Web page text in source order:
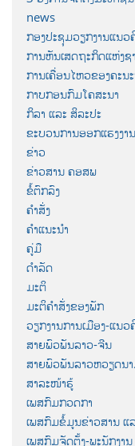
news
ກອງປະຊຸມວຽກງານແນ
ການຫັນເສດຖະກິດແຫ່ງ
ການເຄື່ອນໄຫວຂອງຄະນ
ກາບກອນກົມໂຄສະນາ
ກິລາ ແລະ ສິລະປະ
ຂະບວນການອອກແຮງງານ
ຂ່າວ
ຂ່າວສານ ຄອສພ
ຂໍ້ຕົກລົງ
ຄຳສັ່ງ
ຄຳແນະນຳ
ຄູ່ມື
ດຳລັດ
ມະຕິ
ມະຕິຄຳສັ່ງຂອງພັກ
ວຽກງານການເມືອງ-ແນວ
ສາຍພົວພັນລາວ-ຈີນ
ສາຍພົວພັນລາວຫວຽດນ
ສາລະໜ້າຮູ້
ເພສກົມກວດກາ
ເພສກົມຂໍ້ມູນຂ່າວສານ
ເພສກົມຈັດຕັ້ງ-ພະນັກງານ